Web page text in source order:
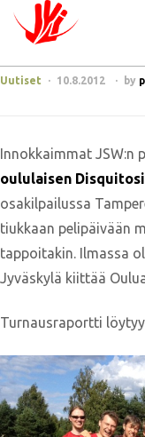
Uutiset 10.8.2012 by
Innokkaimmat JSW:n
oululaisen
osakilpailussa
tiukkaan pelipäivään
tappoitakin. Ilmassa
Jyväskylä kiittää
Turnausraportti löytyy